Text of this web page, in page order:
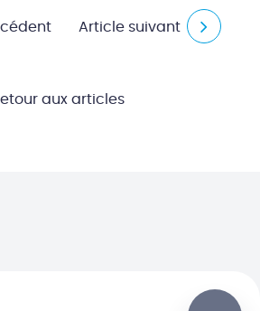
Article suivant
aux articles